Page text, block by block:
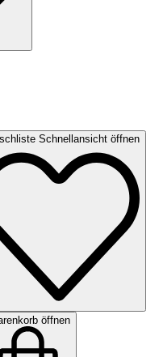
Schnellansicht öffnen
öffnen